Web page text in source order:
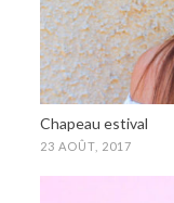
Chapeau estival
23 AOÛT, 2017